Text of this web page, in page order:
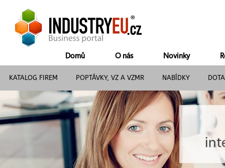
Domů O nás Novinky
KATALOG FIREM POPTÁVKY, VZ A VZMR NABÍDKY